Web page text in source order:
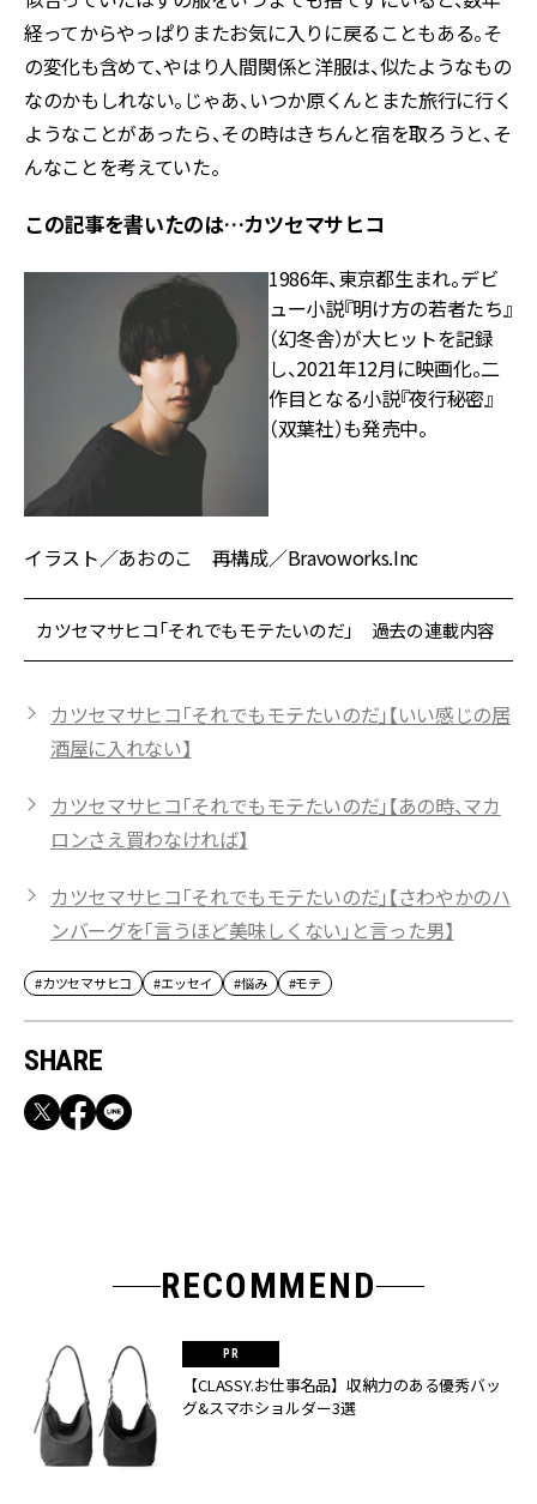
経ってからやっぱりまたお気に入りに戻ることもある。そ
の変化も含めて、やはり人間関係と洋服は、似たようなもの
なのかもしれない。じゃあ、いつか原くんとまた旅行に行く
ようなことがあったら、その時はきちんと宿を取ろうと、そ
んなことを考えていた。
この記事を書いたのは…カツセマサヒコ
1986年、東京都生まれ。デビ
ュー小説『明け方の若者たち』
（幻冬舎）が大ヒットを記録
し、2021年12月に映画化。二
作目となる小説『夜行秘密』
（双葉社）も発売中。
イラスト／あおのこ 再構成／Bravoworks.Inc
カツセマサヒコ「それでもモテたいのだ」 過去の連載内容
カツセマサヒコ「それでもモテたいのだ」【いい感じの居
酒屋に入れない】
カツセマサヒコ「それでもモテたいのだ」【あの時、マカ
ロンさえ買わなければ】
カツセマサヒコ「それでもモテたいのだ」【さわやかのハ
ンバーグを「言うほど美味しくない」と言った男】
#カツセマサヒコ #エッセイ #悩み #モテ
SHARE
RECOMMEND
【CLASSY.お仕事名品】収納力のある優秀バッ
グ&スマホショルダー3選